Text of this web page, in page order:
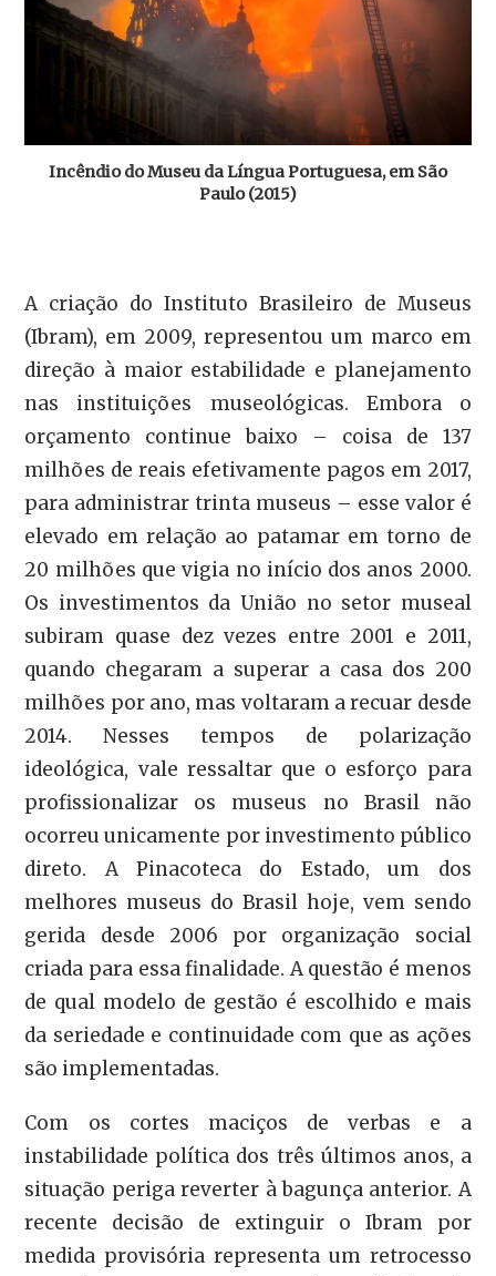
Incêndio do Museu da Língua Portuguesa, em São
Paulo (2015)
A criação do Instituto Brasileiro de Museus
(Ibram), em 2009, representou um marco em
direção à maior estabilidade e planejamento
nas instituições museológicas. Embora o
orçamento continue baixo – coisa de 137
milhões de reais efetivamente pagos em 2017,
para administrar trinta museus – esse valor é
elevado em relação ao patamar em torno de
20 milhões que vigia no início dos anos 2000.
Os investimentos da União no setor museal
subiram quase dez vezes entre 2001 e 2011,
quando chegaram a superar a casa dos 200
milhões por ano, mas voltaram a recuar desde
2014. Nesses tempos de polarização
ideológica, vale ressaltar que o esforço para
profissionalizar os museus no Brasil não
ocorreu unicamente por investimento público
direto. A Pinacoteca do Estado, um dos
melhores museus do Brasil hoje, vem sendo
gerida desde 2006 por organização social
criada para essa finalidade. A questão é menos
de qual modelo de gestão é escolhido e mais
da seriedade e continuidade com que as ações
são implementadas.
Com os cortes maciços de verbas e a
instabilidade política dos três últimos anos, a
situação periga reverter à bagunça anterior. A
recente decisão de extinguir o Ibram por
medida provisória representa um retrocesso